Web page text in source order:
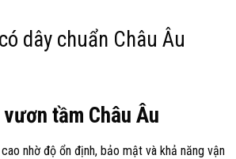
dây chuẩn Châu Âu
tầm Châu Âu
nhờ độ ổn định, bảo mật và khả năng vận